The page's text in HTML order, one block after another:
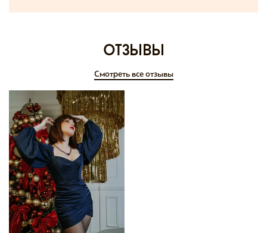
отзывы
Смотреть все отзывы